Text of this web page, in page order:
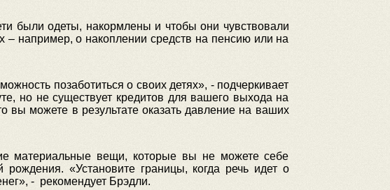
были одеты, накормлены и чтобы они чувствовали
– например, о накоплении средств на пенсию или на
позаботиться о своих детях», - подчеркивает
но не существует кредитов для вашего выхода на
вы можете в результате оказать давление на ваших
материальные вещи, которые вы не можете себе
«Установите границы, когда речь идет о
- рекомендует Брэдли.